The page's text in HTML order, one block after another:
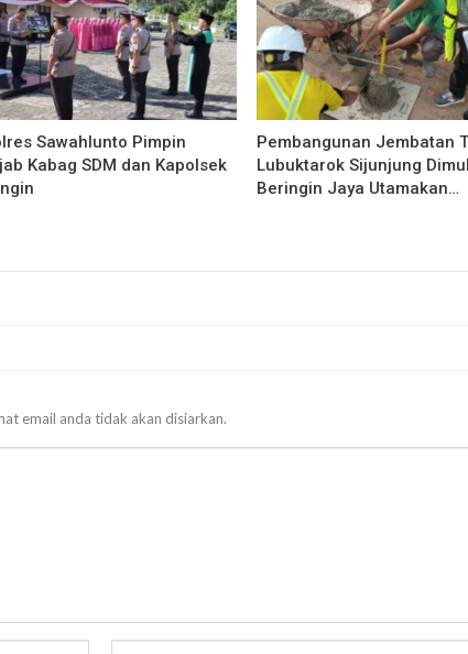
Sawahlunto Pimpin
Kabag SDM dan Kapolsek
Pembangunan Jembatan
Lubuktarok Sijunjung
Beringin Jaya Utamakan…
email anda tidak akan disiarkan.